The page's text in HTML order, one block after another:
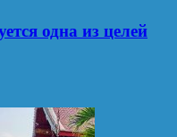
одна из целей